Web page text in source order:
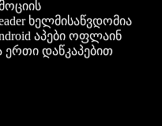
ხელმისაწვდომია
აპები ოფლაინ
დაწკაპებით